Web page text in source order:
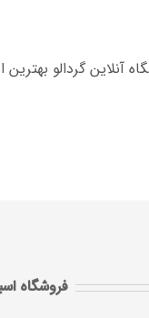
گردالو بهترین
فروشگاه